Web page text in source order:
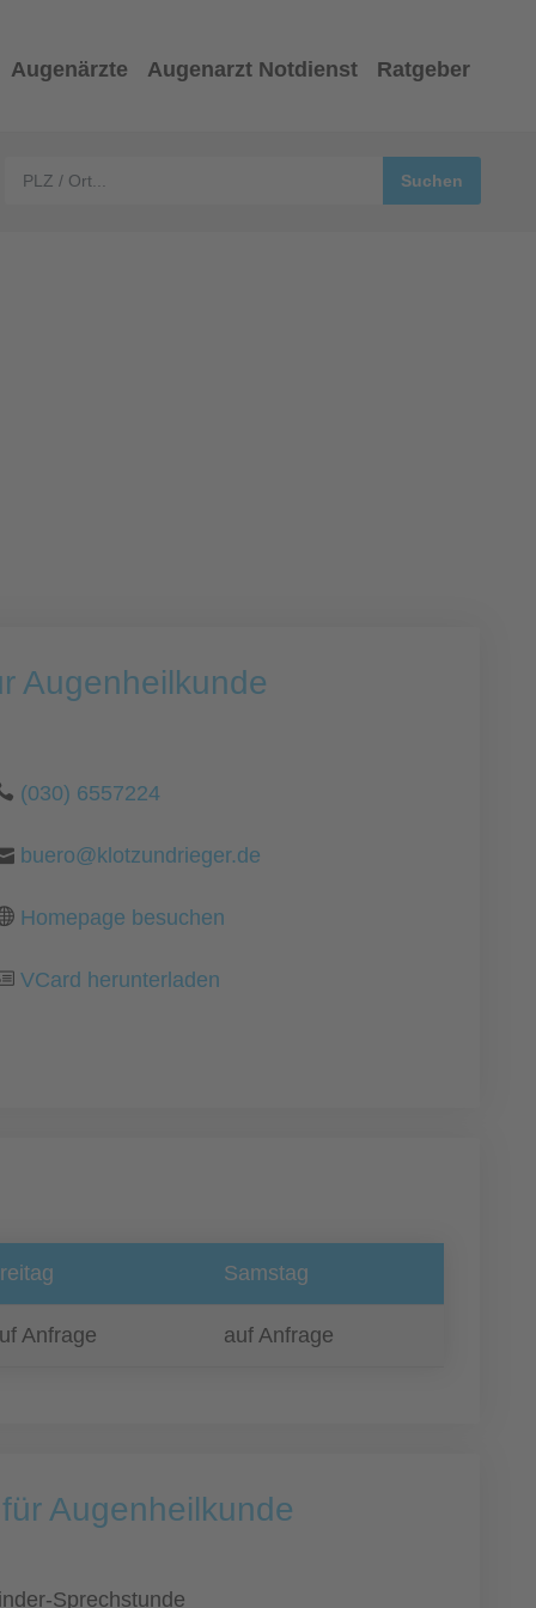
Augenärzte Augenarzt Notdienst Ratgeber
Augenheilkunde
(030) 6557224
buero@klotzundrieger.de
Homepage besuchen
VCard herunterladen
Samstag
Anfrage auf Anfrage
Augenheilkunde
Sprechstunde